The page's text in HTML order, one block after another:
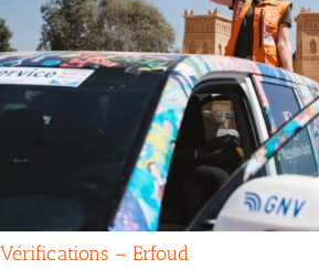
Vérifications – Erfoud